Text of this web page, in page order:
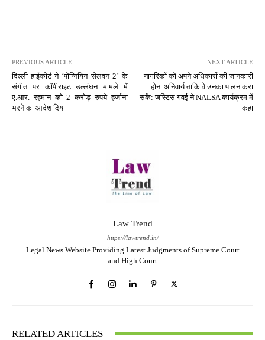
PREVIOUS ARTICLE
दिल्ली हाईकोर्ट ने ‘पोन्नियिन सेलवन 2’ के
संगीत पर कॉपीराइट उल्लंघन मामले में
ए.आर. रहमान को 2 करोड़ रुपये हर्जाना
भरने का आदेश दिया
NEXT ARTICLE
नागरिकों को अपने अधिकारों की जानकारी
होना अनिवार्य ताकि वे उनका पालन करा
सकें: जस्टिस गवई ने NALSA कार्यक्रम में
कहा
Law Trend
https://lawtrend.in/
Legal News Website Providing Latest Judgments of Supreme Court
and High Court
RELATED ARTICLES